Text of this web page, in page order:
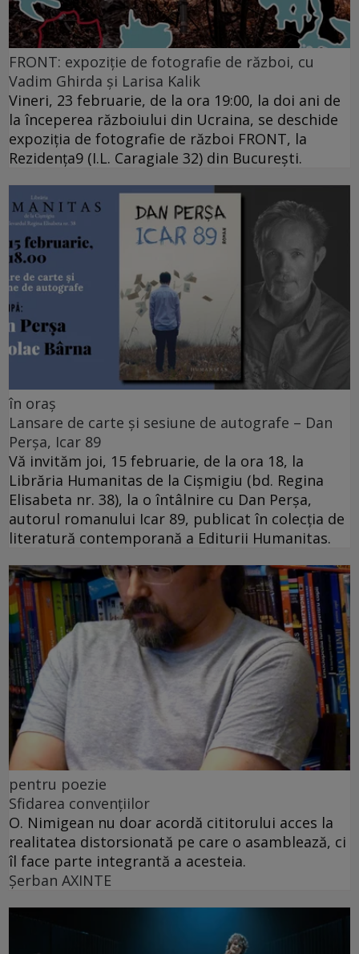
FRONT: expoziție de fotografie de război, cu
Vadim Ghirda și Larisa Kalik
Vineri, 23 februarie, de la ora 19:00, la doi ani de
la începerea războiului din Ucraina, se deschide
expoziția de fotografie de război FRONT, la
Rezidența9 (I.L. Caragiale 32) din București.
în oraș
Lansare de carte și sesiune de autografe – Dan
Perșa, Icar 89
Vă invităm joi, 15 februarie, de la ora 18, la
Librăria Humanitas de la Cişmigiu (bd. Regina
Elisabeta nr. 38), la o întâlnire cu Dan Perșa,
autorul romanului Icar 89, publicat în colecția de
literatură contemporană a Editurii Humanitas.
pentru poezie
Sfidarea convențiilor
O. Nimigean nu doar acordă cititorului acces la
realitatea distorsionată pe care o asamblează, ci
îl face parte integrantă a acesteia.
Şerban AXINTE